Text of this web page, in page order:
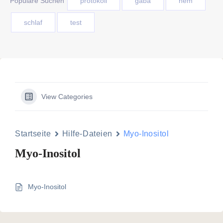
schlaf test
View Categories
Startseite Hilfe-Dateien Myo-Inositol
Myo-Inositol
Myo-Inositol